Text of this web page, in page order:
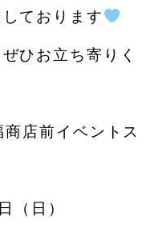
ております
ひお立ち寄りく
店前イベントス
（日）